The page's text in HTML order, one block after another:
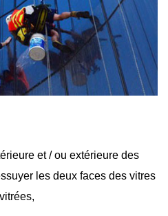
et / ou extérieure des
les deux faces des vitres